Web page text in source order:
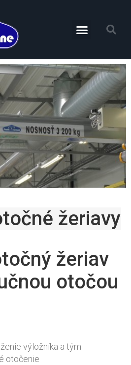
žeriavy
žeriav
otočou
výložníka a tým
otočenie